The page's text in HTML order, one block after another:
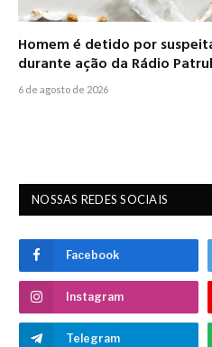
Homem é detido por
durante ação da Rádio
6 de agosto de 2026
NOSSAS REDES SOCIAIS
Facebook
Instagram
Telegram